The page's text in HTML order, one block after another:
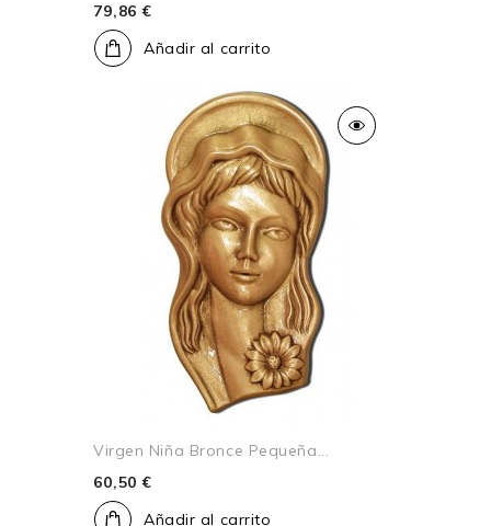
79,86 €
Añadir al carrito
Virgen Niña Bronce Pequeña...
60,50 €
Añadir al carrito